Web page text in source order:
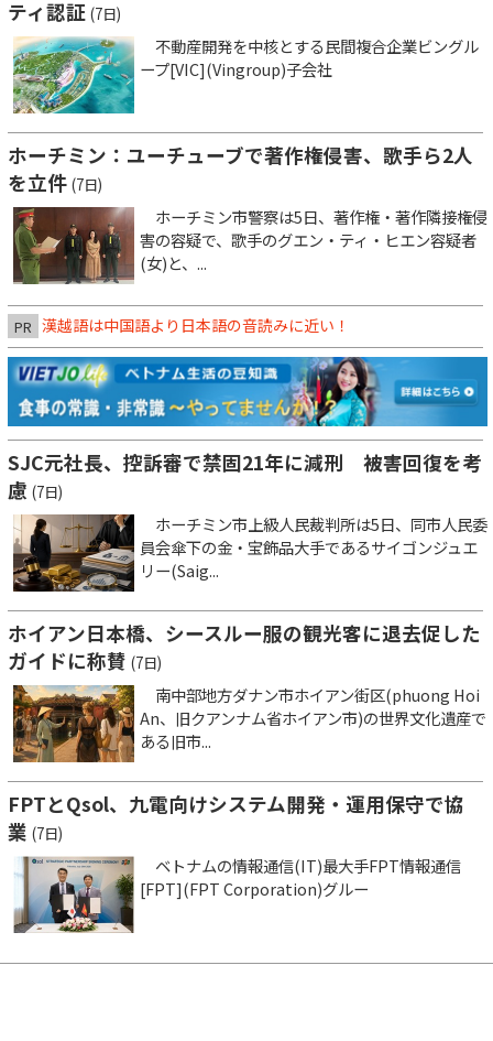
ティ認証 (7日)
不動産開発を中核とする民間複合企業ビングル
ープ[VIC](Vingroup)子会社
ホーチミン：ユーチューブで著作権侵害、歌手ら2人
を立件 (7日)
ホーチミン市警察は5日、著作権・著作隣接権侵
害の容疑で、歌手のグエン・ティ・ヒエン容疑者
(女)と、...
PR 漢越語は中国語より日本語の音読みに近い！
SJC元社長、控訴審で禁固21年に減刑 被害回復を考
慮 (7日)
ホーチミン市上級人民裁判所は5日、同市人民委
員会傘下の金・宝飾品大手であるサイゴンジュエ
リー(Saig...
ホイアン日本橋、シースルー服の観光客に退去促した
ガイドに称賛 (7日)
南中部地方ダナン市ホイアン街区(phuong Hoi
An、旧クアンナム省ホイアン市)の世界文化遺産で
ある旧市...
FPTとQsol、九電向けシステム開発・運用保守で協
業 (7日)
ベトナムの情報通信(IT)最大手FPT情報通信
[FPT](FPT Corporation)グルー